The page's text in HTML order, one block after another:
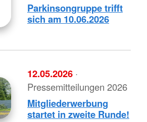
Parkinsongruppe trifft
sich am 10.06.2026
12.05.2026 ·
Pressemitteilungen 2026
Mitgliederwerbung
startet in zweite Runde!